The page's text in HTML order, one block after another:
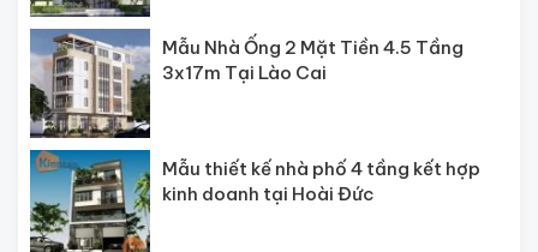
Mẫu Nhà Ống 2 Mặt Tiền 4.5 Tầng
3x17m Tại Lào Cai
Mẫu thiết kế nhà phố 4 tầng kết hợp
kinh doanh tại Hoài Đức